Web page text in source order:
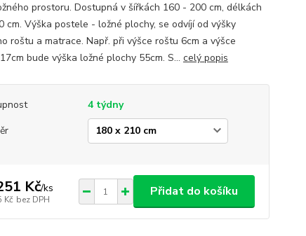
prostoru. Dostupná v šířkách 160 - 200 cm, délkách
cm. Výška postele - ložné plochy, se odvíjí od výšky
roštu a matrace. Např. při výšce roštu 6cm a výšce
bude výška ložné plochy 55cm. S... celý popis
4 týdny
Kč/ks
Kč bez DPH
Přidat do košíku